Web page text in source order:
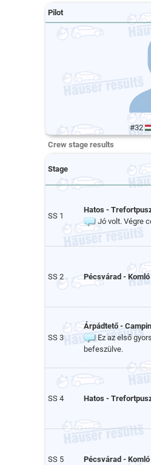
Pilot
#32
Crew stage results
Stage
SS 1
Hatos -
Jó volt. Végre
SS 2 Pécsvárad - Komló
SS 3
Árpádtető -
Ez az első
befeszülve.
SS 4 Hatos -
SS 5 Pécsvárad -